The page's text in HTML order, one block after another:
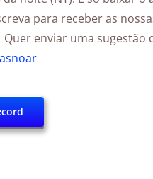
para receber as
enviar uma sugestão